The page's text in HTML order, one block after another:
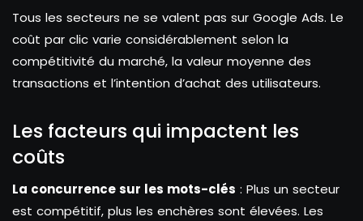
Tous les secteurs ne se valent pas sur Google Ads. Le
coût par clic varie considérablement selon la
compétitivité du marché, la valeur moyenne des
transactions et l’intention d’achat des utilisateurs.
Les facteurs qui impactent les
coûts
La concurrence sur les mots-clés : Plus un secteur
est compétitif, plus les enchères sont élevées. Les